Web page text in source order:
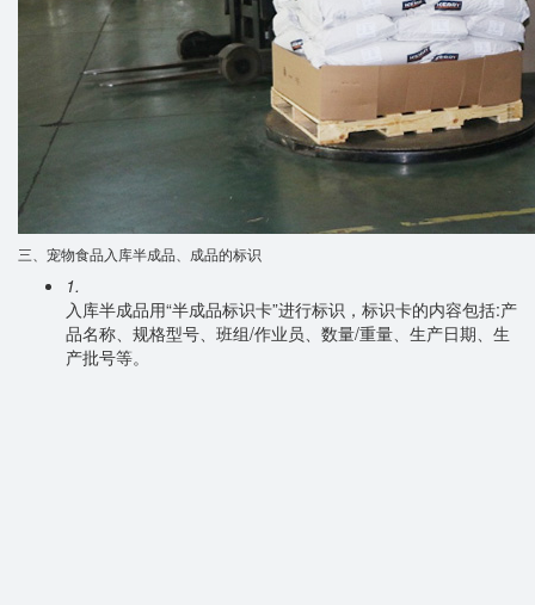
三、宠物食品入库半成品、成品的标识
1.
入库半成品用“半成品标识卡”进行标识，标识卡的内容包括:产
品名称、规格型号、班组/作业员、数量/重量、生产日期、生
产批号等。